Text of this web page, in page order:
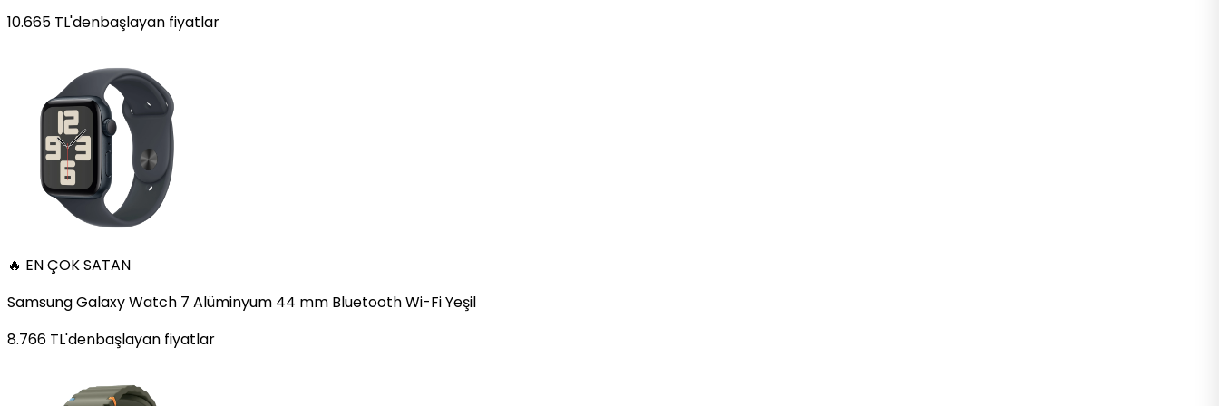
10.665 TL'denbaşlayan fiyatlar
🔥 EN ÇOK SATAN
Samsung Galaxy Watch 7 Alüminyum 44 mm Bluetooth Wi-Fi Yeşil
8.766 TL'denbaşlayan fiyatlar